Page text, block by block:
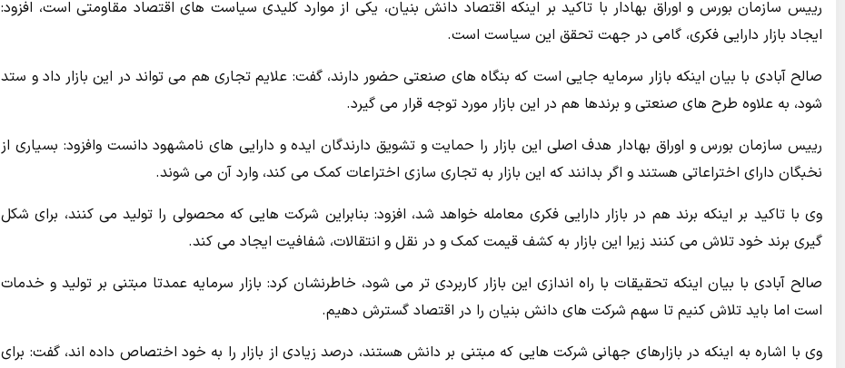
رییس سازمان بورس و اوراق بهادار با تاکید بر اینکه اقتصاد دانش بنیان، یکی از موارد کلیدی سیاست های اقتصاد مقاومتی است، افزود:
ایجاد بازار دارایی فکری، گامی در جهت تحقق این سیاست است.
صالح آبادی با بیان اینکه بازار سرمایه جایی است که بنگاه های صنعتی حضور دارند، گفت: علایم تجاری هم می تواند در این بازار داد و ستد
شود، به علاوه طرح های صنعتی و برندها هم در این بازار مورد توجه قرار می گیرد.
رییس سازمان بورس و اوراق بهادار هدف اصلی این بازار را حمایت و تشویق دارندگان ایده و دارایی های نامشهود دانست وافزود: بسیاری از
نخبگان دارای اختراعاتی هستند و اگر بدانند که این بازار به تجاری سازی اختراعات کمک می کند، وارد آن می شوند.
وی با تاکید بر اینکه برند هم در بازار دارایی فکری معامله خواهد شد، افزود: بنابراین شرکت هایی که محصولی را تولید می کنند، برای شکل
گیری برند خود تلاش می کنند زیرا این بازار به کشف قیمت کمک و در نقل و انتقالات، شفافیت ایجاد می کند.
صالح آبادی با بیان اینکه تحقیقات با راه اندازی این بازار کاربردی تر می شود، خاطرنشان کرد: بازار سرمایه عمدتا مبتنی بر تولید و خدمات
است اما باید تلاش کنیم تا سهم شرکت های دانش بنیان را در اقتصاد گسترش دهیم.
وی با اشاره به اینکه در بازارهای جهانی شرکت هایی که مبتنی بر دانش هستند، درصد زیادی از بازار را به خود اختصاص داده اند، گفت: برای